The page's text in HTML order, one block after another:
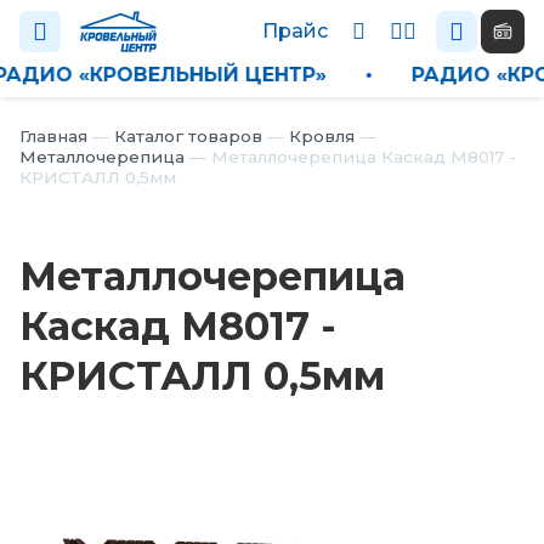
Каталог
й
с
Н
о
в
Прайс
РАДИО «КРОВЕЛЬНЫЙ ЦЕНТР»
РАДИО
Главная — Каталог товаров — Кровля —
Металлочерепица — Металлочерепица Каскад М8017 -
КРИСТАЛЛ 0,5мм
Металлочерепица
Каскад М8017 -
КРИСТАЛЛ 0,5мм